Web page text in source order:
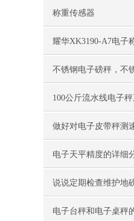
称重传感器
耀华XK3190-A7电子
法
不锈钢电子磅秤，不
100公斤流水线电子
做好对电子皮带秤测
工作
电子天平精度的详细
说说定期检查维护地
电子台秤和电子桌秤